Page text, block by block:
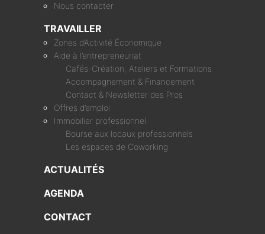
Nous contacter
TRAVAILLER
Zones d’Activité Économique
Aide à l’entrepreneuriat
Cafés-Création, Ateliers et Formations
Accompagnement & Financement
Contact & Newsletter des Pros
Offres d’emploi
Immobilier professionnel
Bourse aux locaux professionnels
Les espaces de Coworking
ACTUALITÉS
AGENDA
CONTACT